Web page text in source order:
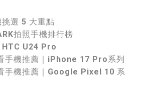
選 5 大重點
拍照手機排行榜
HTC U24 Pro
手機推薦｜iPhone 17 Pro系列
手機推薦｜Google Pixel 10 系